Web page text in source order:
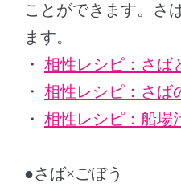
ことができます。さ
ます。
・ 相性レシピ：さば
・ 相性レシピ：さば
・ 相性レシピ：船場
●さば×ごぼう